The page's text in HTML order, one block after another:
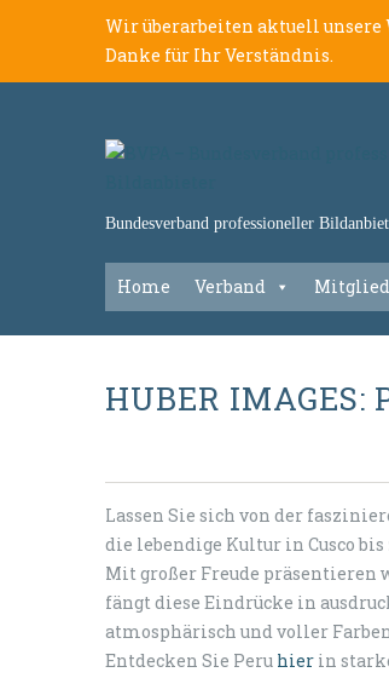
Wir überarbeiten aktuell
Danke für Ihr Verständnis.
Bundesverband professioneller
Home Verband
HUBER IMAGES:
Lassen Sie sich von der
die lebendige Kultur in Cusco
Mit großer Freude präsentieren
fängt diese Eindrücke in
atmosphärisch und voller
Entdecken Sie Peru hier in